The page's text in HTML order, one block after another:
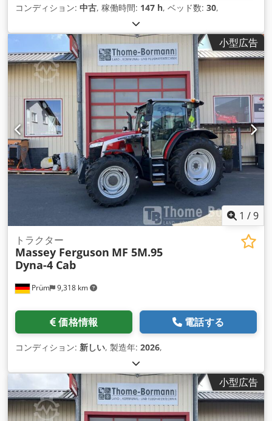
コンディション: 中古, 稼働時間: 147 h, ベッド数: 30,
小型広告
1 /9
Prüm 9,318 km
トラクター
Massey Ferguson MF 5M.95
Dyna-4 Cab
価格情報 電話する
コンディション: 新しい, 製造年: 2026,
小型広告